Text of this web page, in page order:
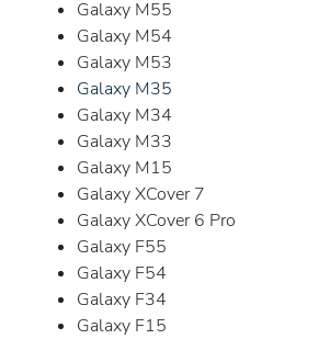
Galaxy M55
Galaxy M54
Galaxy M53
Galaxy M35
Galaxy M34
Galaxy M33
Galaxy M15
Galaxy XCover 7
Galaxy XCover 6 Pro
Galaxy F55
Galaxy F54
Galaxy F34
Galaxy F15